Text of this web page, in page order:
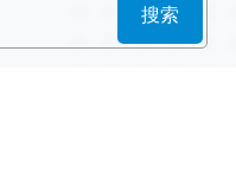
搜索